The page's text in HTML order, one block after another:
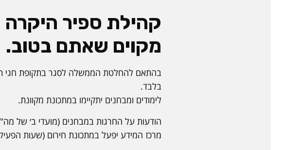
קהילת ספיר היקרה
מקוים שאתם בטוב.
בלבד.
לימודים ומבחנים יתקיימו במתכונת מקוונת.
הודעות על החרגות במבחנים (מועדי ב׳ של מה"ט
מרכז המידע יפעל במתכונת חירום (שעות